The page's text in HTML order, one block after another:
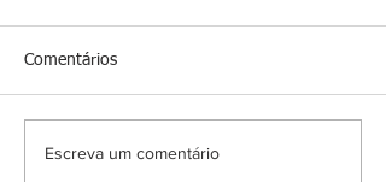
Comentários
Escreva um comentário